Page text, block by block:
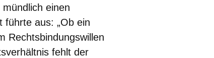
einen
führte aus: „Ob ein
Rechtsbindungswillen
fehlt der